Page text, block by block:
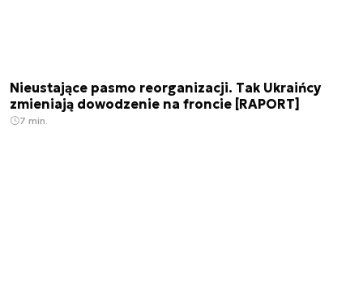
Nieustające pasmo reorganizacji. Tak Ukraińcy
zmieniają dowodzenie na froncie [RAPORT]
7 min.